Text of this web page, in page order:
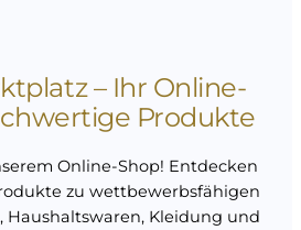
– Ihr Online-
Produkte
Online-Shop! Entdecken
zu wettbewerbsfähigen
Haushaltswaren, Kleidung und